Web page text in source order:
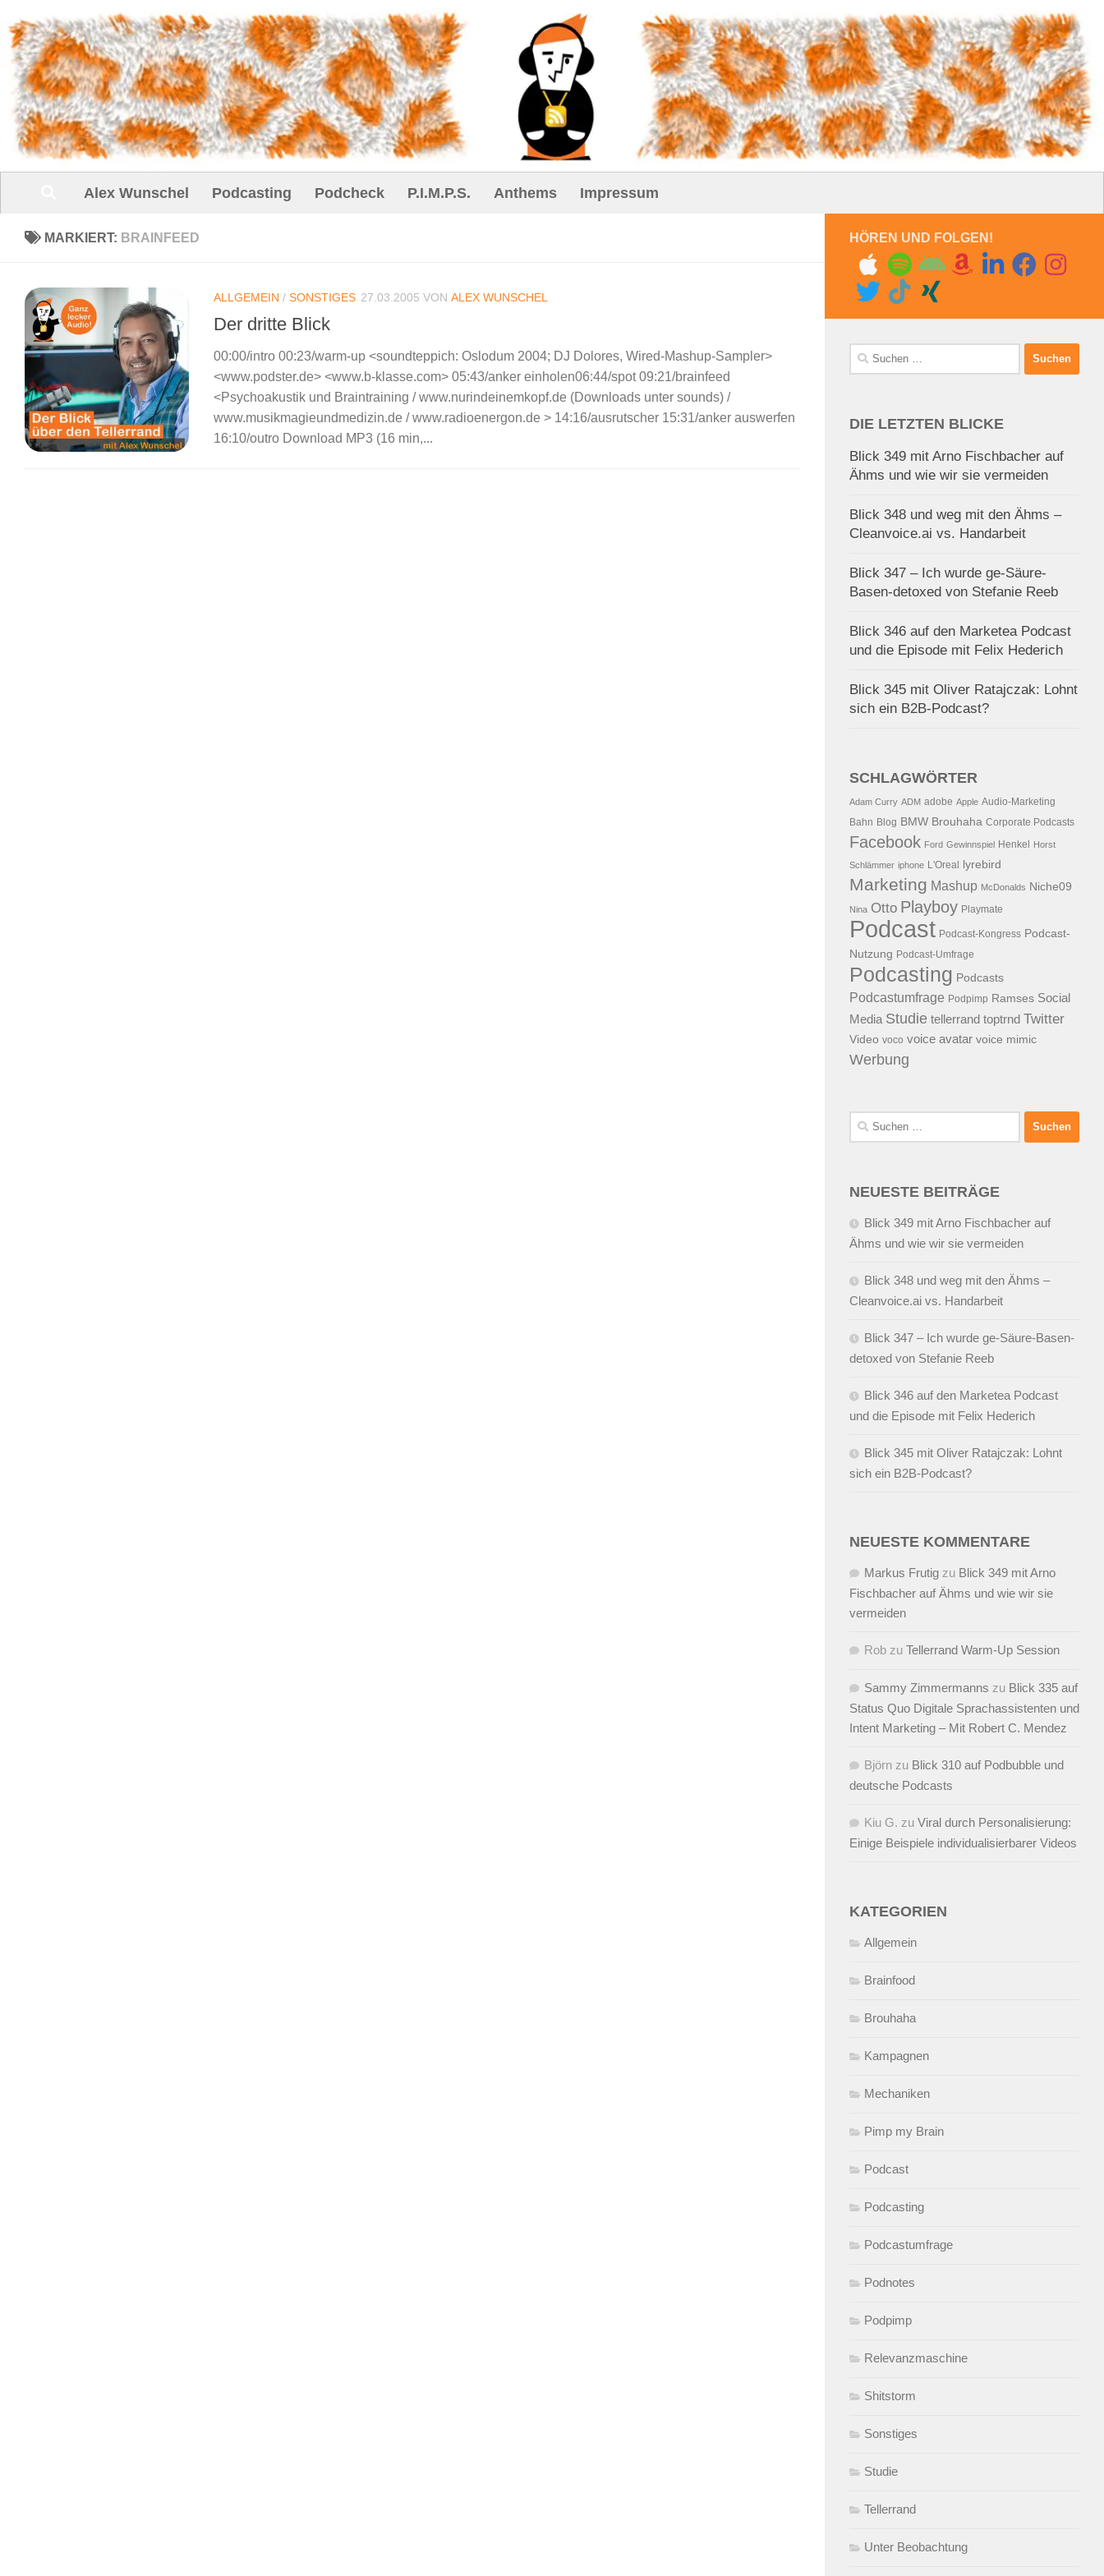
Unter dem Inhalt
Alex Wunschel Podcasting Podcheck P.I.M.P.S. Anthems Impressum
MARKIERT: BRAINFEED
ALLGEMEIN / SONSTIGES 27.03.2005 VON ALEX WUNSCHEL
Der dritte Blick
00:00/intro 00:23/warm-up <soundteppich: Oslodum 2004; DJ Dolores, Wired-Mashup-Sampler>
<www.podster.de> <www.b-klasse.com> 05:43/anker einholen06:44/spot 09:21/brainfeed
<Psychoakustik und Braintraining / www.nurindeinemkopf.de (Downloads unter sounds) /
www.musikmagieundmedizin.de / www.radioenergon.de > 14:16/ausrutscher 15:31/anker auswerfen
16:10/outro Download MP3 (16 min,...
HÖREN UND FOLGEN!
Suchen
nach:
DIE LETZTEN BLICKE
Blick 349 mit Arno Fischbacher auf
Ähms und wie wir sie vermeiden
Blick 348 und weg mit den Ähms –
Cleanvoice.ai vs. Handarbeit
Blick 347 – Ich wurde ge-Säure-
Basen-detoxed von Stefanie Reeb
Blick 346 auf den Marketea Podcast
und die Episode mit Felix Hederich
Blick 345 mit Oliver Ratajczak: Lohnt
sich ein B2B-Podcast?
SCHLAGWÖRTER
Adam Curry ADM adobe Apple Audio-Marketing
Bahn Blog BMW Brouhaha Corporate Podcasts
Facebook Ford Gewinnspiel Henkel Horst
Schlämmer iphone L'Oreal lyrebird
Marketing Mashup McDonalds Niche09
Nina Otto Playboy Playmate
Podcast Podcast-Kongress Podcast-
Nutzung Podcast-Umfrage
Podcasting Podcasts
Podcastumfrage Podpimp Ramses Social
Media Studie tellerrand toptrnd Twitter
Video voco voice avatar voice mimic
Werbung
Suchen
nach:
NEUESTE BEITRÄGE
Blick 349 mit Arno Fischbacher auf
Ähms und wie wir sie vermeiden
Blick 348 und weg mit den Ähms –
Cleanvoice.ai vs. Handarbeit
Blick 347 – Ich wurde ge-Säure-Basen-
detoxed von Stefanie Reeb
Blick 346 auf den Marketea Podcast
und die Episode mit Felix Hederich
Blick 345 mit Oliver Ratajczak: Lohnt
sich ein B2B-Podcast?
NEUESTE KOMMENTARE
Markus Frutig zu Blick 349 mit Arno
Fischbacher auf Ähms und wie wir sie
vermeiden
Rob zu Tellerrand Warm-Up Session
Sammy Zimmermanns zu Blick 335 auf
Status Quo Digitale Sprachassistenten und
Intent Marketing – Mit Robert C. Mendez
Björn zu Blick 310 auf Podbubble und
deutsche Podcasts
Kiu G. zu Viral durch Personalisierung:
Einige Beispiele individualisierbarer Videos
KATEGORIEN
Allgemein
Brainfood
Brouhaha
Kampagnen
Mechaniken
Pimp my Brain
Podcast
Podcasting
Podcastumfrage
Podnotes
Podpimp
Relevanzmaschine
Shitstorm
Sonstiges
Studie
Tellerrand
Unter Beobachtung